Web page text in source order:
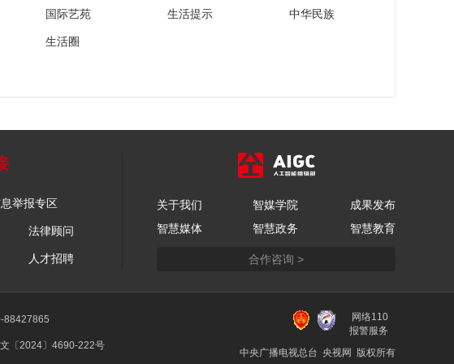
国际艺苑 生活提示 中华民族
生活圈
举报专区
法律顾问
人才招聘
关于我们 智媒学院
成果发布
智慧媒体
智慧政务 智慧教育
合作咨询 >
88427865
〔2024〕4690-222号
网络110
报警服务
中央广播电视总台 央视网 版权所有